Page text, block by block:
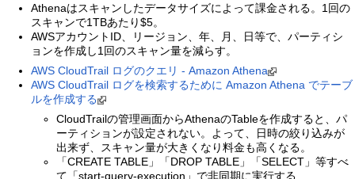
Athenaはスキャンしたデータサイズによって課金される。1回の
スキャンで1TBあたり$5。
AWSアカウントID、リージョン、年、月、日等で、パーティシ
ョンを作成し1回のスキャン量を減らす。
AWS CloudTrail ログのクエリ - Amazon Athena
AWS CloudTrail ログを検索するために Amazon Athena でテーブ
ルを作成する
CloudTrailの管理画面からAthenaのTableを作成すると、パ
ーティションが設定されない。よって、日時の絞り込みが
出来ず、スキャン量が大きくなり料金も高くなる。
「CREATE TABLE」「DROP TABLE」「SELECT」等すべ
て「start-query-execution」で非同期に実行する